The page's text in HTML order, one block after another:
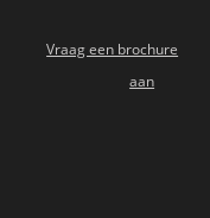
Vraag een brochure
aan